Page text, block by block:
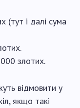
(тут і далі сума
злотих.
відмовити у
якщо такі